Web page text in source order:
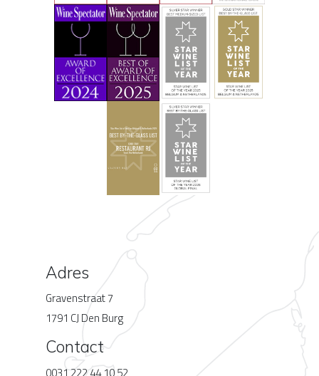
Adres
Gravenstraat 7
1791 CJ Den Burg
Contact
0031 222 44 10 52